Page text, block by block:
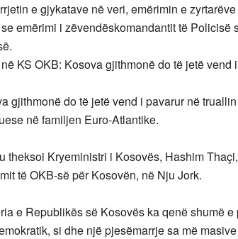
e gjykatave në veri, emërimin e
emërimi i zëvendëskomandantit të
KS OKB: Kosova gjithmonë do të jetë vend
gjithmonë do të jetë vend i pavarur në
në familjen Euro-Atlantike.
theksoi Kryeministri i Kosovës, Hashim
të OKB-së për Kosovën, në Nju Jork.
e Republikës së Kosovës ka qenë shumë
si dhe një pjesëmarrje sa më